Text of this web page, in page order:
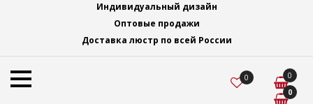
Индивидуальный дизайн
Оптовые продажи
Доставка люстр по всей России
0
0
0